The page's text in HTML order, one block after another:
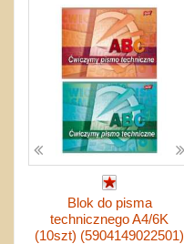
Blok do pisma
technicznego A4/6K
(10szt) (5904149022501)